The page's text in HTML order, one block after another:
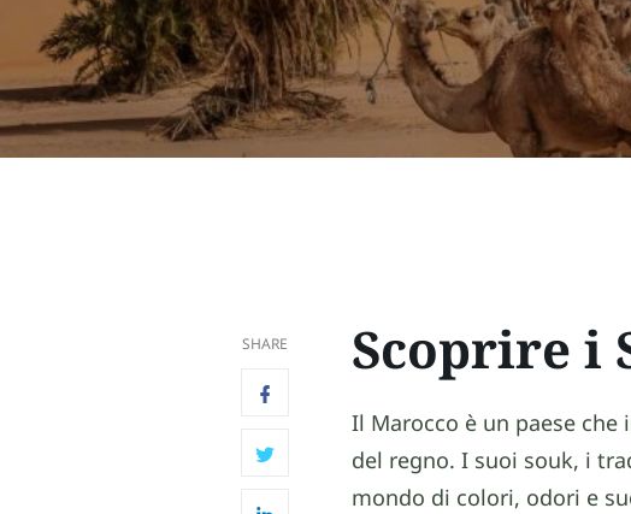
SHARE Scoprire i
Il Marocco è un paese
del regno. I suoi souk, i
mondo di colori, odori e